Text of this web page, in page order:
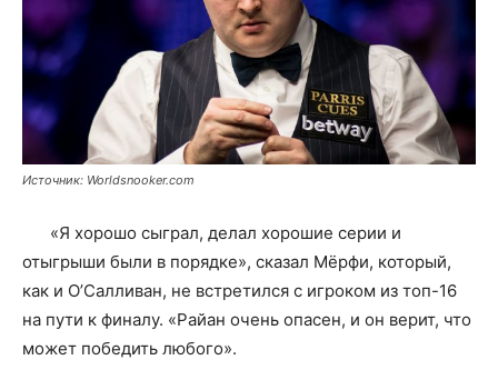
Источник: Worldsnooker.com
«Я хорошо сыграл, делал хорошие серии и
отыгрыши были в порядке», сказал Мёрфи, который,
как и О’Салливан, не встретился с игроком из топ-16
на пути к финалу. «Райан очень опасен, и он верит, что
может победить любого».